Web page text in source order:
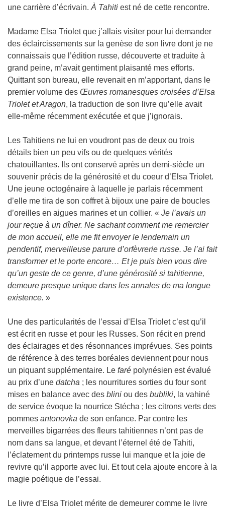
une carrière d’écrivain. À Tahiti est né de cette rencontre.
Madame Elsa Triolet que j’allais visiter pour lui demander
des éclaircissements sur la genèse de son livre dont je ne
connaissais que l’édition russe, découverte et traduite à
grand peine, m’avait gentiment plaisanté mes efforts.
Quittant son bureau, elle revenait en m’apportant, dans le
premier volume des Œuvres romanesques croisées d’Elsa
Triolet et Aragon, la traduction de son livre qu’elle avait
elle-même récemment exécutée et que j’ignorais.
Les Tahitiens ne lui en voudront pas de deux ou trois
détails bien un peu vifs ou de quelques vérités
chatouillantes. Ils ont conservé après un demi-siècle un
souvenir précis de la générosité et du coeur d’Elsa Triolet.
Une jeune octogénaire à laquelle je parlais récemment
d’elle me tira de son coffret à bijoux une paire de boucles
d’oreilles en aigues marines et un collier. « Je l’avais un
jour reçue à un dîner. Ne sachant comment me remercier
de mon accueil, elle me fit envoyer le lendemain un
pendentif, merveilleuse parure d’orfèvrerie russe. Je l’ai fait
transformer et le porte encore… Et je puis bien vous dire
qu’un geste de ce genre, d’une générosité si tahitienne,
demeure presque unique dans les annales de ma longue
existence. »
Une des particularités de l’essai d’Elsa Triolet c’est qu’il
est écrit en russe et pour les Russes. Son récit en prend
des éclairages et des résonnances imprévues. Ses points
de référence à des terres boréales deviennent pour nous
un piquant supplémentaire. Le faré polynésien est évalué
au prix d’une datcha ; les nourritures sorties du four sont
mises en balance avec des blini ou des bubliki, la vahiné
de service évoque la nourrice Stécha ; les citrons verts des
pommes antonovka de son enfance. Par contre les
merveilles bigarrées des fleurs tahitiennes n’ont pas de
nom dans sa langue, et devant l’éternel été de Tahiti,
l’éclatement du printemps russe lui manque et la joie de
revivre qu’il apporte avec lui. Et tout cela ajoute encore à la
magie poétique de l’essai.
Le livre d’Elsa Triolet mérite de demeurer comme le livre